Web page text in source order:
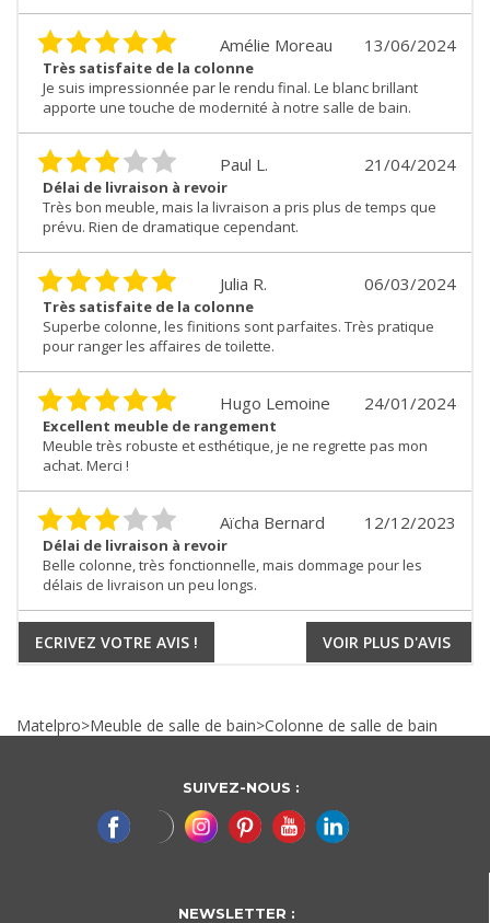
13/06/2024
Amélie Moreau
Très satisfaite de la colonne
Je suis impressionnée par le rendu final. Le blanc brillant
apporte une touche de modernité à notre salle de bain.
21/04/2024
Paul L.
Délai de livraison à revoir
Très bon meuble, mais la livraison a pris plus de temps que
prévu. Rien de dramatique cependant.
06/03/2024
Julia R.
Très satisfaite de la colonne
Superbe colonne, les finitions sont parfaites. Très pratique
pour ranger les affaires de toilette.
24/01/2024
Hugo Lemoine
Excellent meuble de rangement
Meuble très robuste et esthétique, je ne regrette pas mon
achat. Merci !
12/12/2023
Aïcha Bernard
Délai de livraison à revoir
Belle colonne, très fonctionnelle, mais dommage pour les
délais de livraison un peu longs.
ECRIVEZ VOTRE AVIS ! VOIR PLUS D'AVIS
Matelpro>Meuble de salle de bain>Colonne de salle de bain
SUIVEZ-NOUS :
NEWSLETTER :